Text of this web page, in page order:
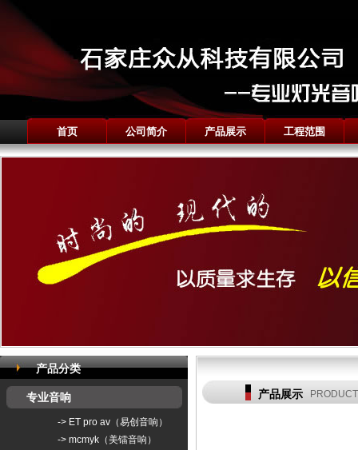
首页 公司简介 产品展示 工程范围
产品分类
专业音响
-> ET pro av（易创音响）
-> mcmyk（美镭音响）
产品展示 PRODUCT